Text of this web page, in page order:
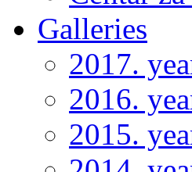
Galleries
2017.
2016.
2015.